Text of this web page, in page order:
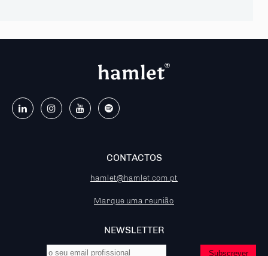
CONTACTOS
hamlet@hamlet.com.pt
Marque uma reunião
NEWSLETTER